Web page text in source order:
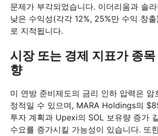
문제가 부각되었습니다. 이더리움과 솔
낮은 수익성(각각 12%, 25%만 수익 창
로 지적됩니다.
시장 또는 경제 지표가 종
향
미 연방 준비제도의 금리 인하 압력은 암
정적일 수 있으며, MARA Holdings의
투자 계획과 Upexi의 SOL 보유량 증가
수요를 증가시킬 가능성이 있습니다. 또